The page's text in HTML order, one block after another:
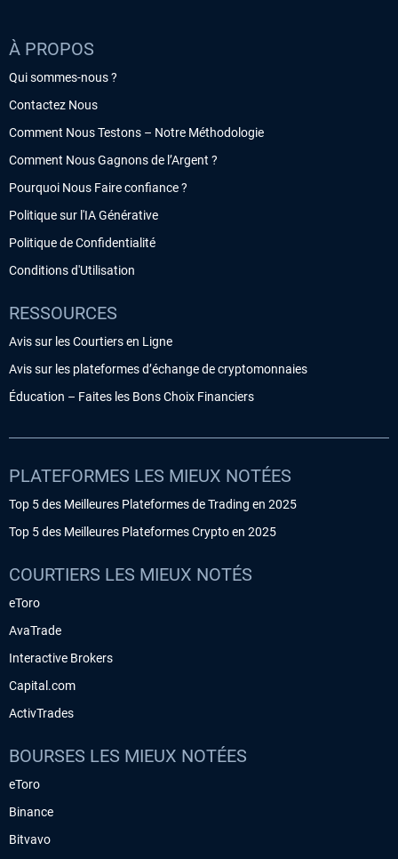
À PROPOS
Qui sommes-nous ?
Contactez Nous
Comment Nous Testons – Notre Méthodologie
Comment Nous Gagnons de l’Argent ?
Pourquoi Nous Faire confiance ?
Politique sur l'IA Générative
Politique de Confidentialité
Conditions d'Utilisation
RESSOURCES
Avis sur les Courtiers en Ligne
Avis sur les plateformes d’échange de cryptomonnaies
Éducation – Faites les Bons Choix Financiers
PLATEFORMES LES MIEUX NOTÉES
Top 5 des Meilleures Plateformes de Trading en 2025
Top 5 des Meilleures Plateformes Crypto en 2025
COURTIERS LES MIEUX NOTÉS
eToro
AvaTrade
Interactive Brokers
Capital.com
ActivTrades
BOURSES LES MIEUX NOTÉES
eToro
Binance
Bitvavo